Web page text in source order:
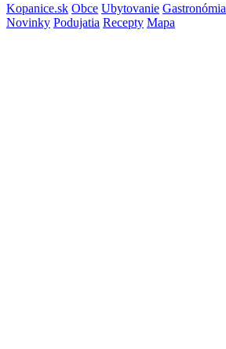
Kopanice.sk Obce Ubytovanie Gastronómia
Novinky Podujatia Recepty Mapa